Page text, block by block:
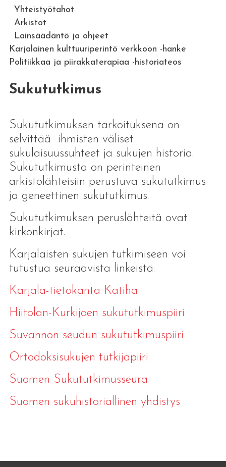
Yhteistyötahot
Arkistot
Lainsäädäntö ja ohjeet
Karjalainen kulttuuriperintö verkkoon -hanke
Politiikkaa ja piirakkaterapiaa -historiateos
Sukututkimus
Sukututkimuksen tarkoituksena on
selvittää ihmisten väliset
sukulaisuussuhteet ja sukujen historia.
Sukututkimusta on perinteinen
arkistolähteisiin perustuva sukututkimus
ja geneettinen sukututkimus.
Sukututkimuksen peruslähteitä ovat
kirkonkirjat.
Karjalaisten sukujen tutkimiseen voi
tutustua seuraavista linkeistä:
Karjala-tietokanta Katiha
Hiitolan-Kurkijoen sukututkimuspiiri
Suvannon seudun sukututkimuspiiri
Ortodoksisukujen tutkijapiiri
Suomen Sukututkimusseura
Suomen sukuhistoriallinen yhdistys